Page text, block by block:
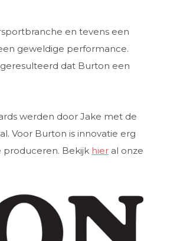
en tevens een
geweldige performance.
dat Burton een
werden door Jake met de
Voor Burton is innovatie erg
produceren. Bekijk hier al onze